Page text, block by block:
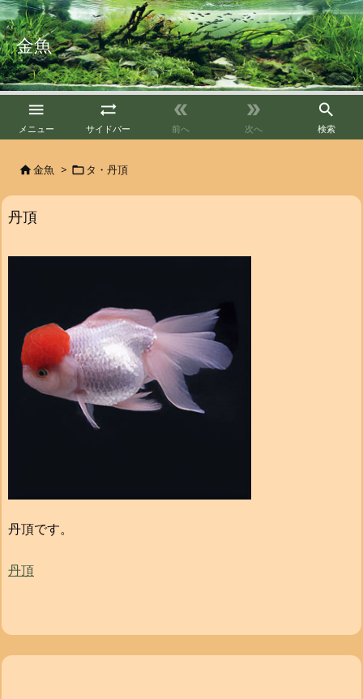
金魚

メニュー

サイドバー

前へ

次へ

検索
金魚 > タ・丹頂
丹頂
丹頂です。
丹頂